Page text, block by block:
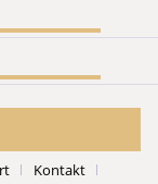
Kontakt